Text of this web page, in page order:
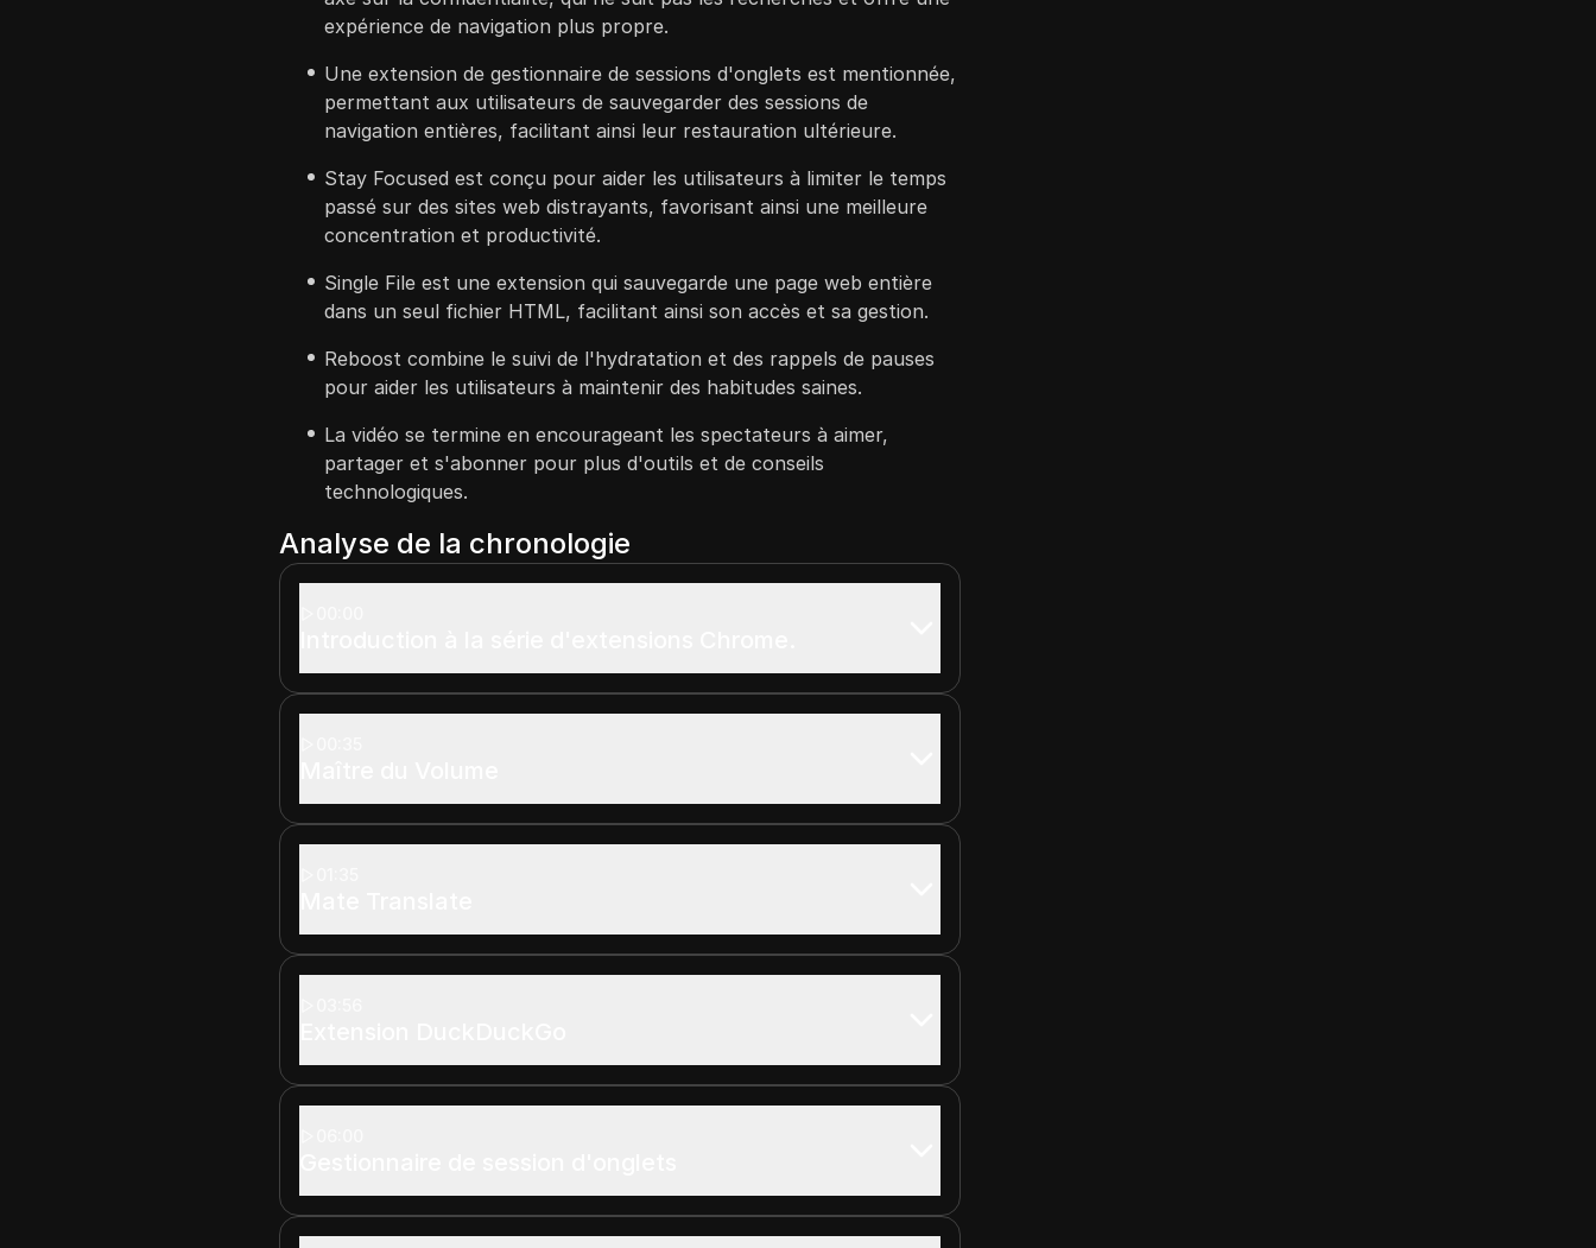
expérience de navigation plus propre.
Une extension de gestionnaire de sessions d'onglets est mentionnée,
permettant aux utilisateurs de sauvegarder des sessions de
navigation entières, facilitant ainsi leur restauration ultérieure.
Stay Focused est conçu pour aider les utilisateurs à limiter le temps
passé sur des sites web distrayants, favorisant ainsi une meilleure
concentration et productivité.
Single File est une extension qui sauvegarde une page web entière
dans un seul fichier HTML, facilitant ainsi son accès et sa gestion.
Reboost combine le suivi de l'hydratation et des rappels de pauses
pour aider les utilisateurs à maintenir des habitudes saines.
La vidéo se termine en encourageant les spectateurs à aimer,
partager et s'abonner pour plus d'outils et de conseils
technologiques.
Analyse de la chronologie